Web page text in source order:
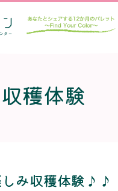
収穫体験
しみ収穫体験♪♪